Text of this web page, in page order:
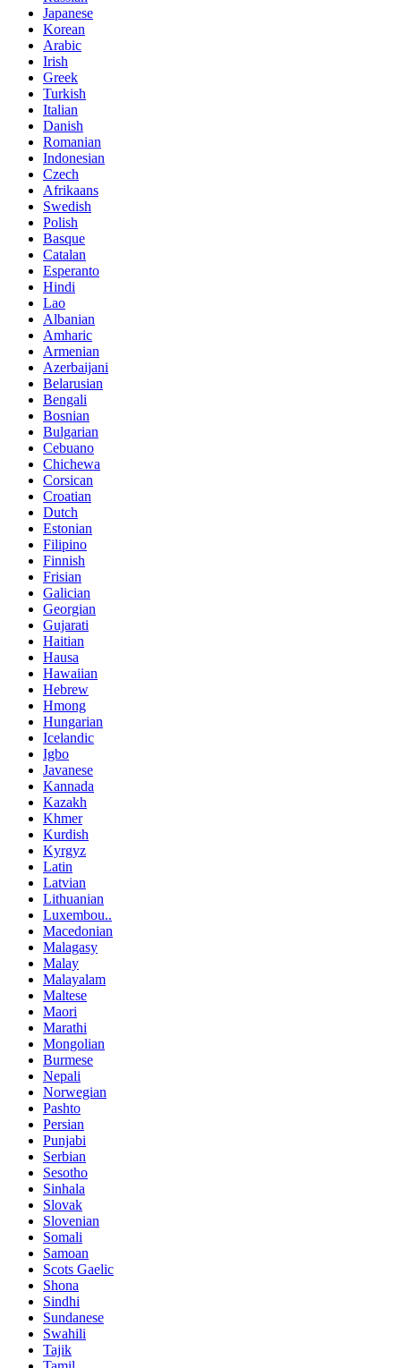
Japanese
Korean
Arabic
Irish
Greek
Turkish
Italian
Danish
Romanian
Indonesian
Czech
Afrikaans
Swedish
Polish
Basque
Catalan
Esperanto
Hindi
Lao
Albanian
Amharic
Armenian
Azerbaijani
Belarusian
Bengali
Bosnian
Bulgarian
Cebuano
Chichewa
Corsican
Croatian
Dutch
Estonian
Filipino
Finnish
Frisian
Galician
Georgian
Gujarati
Haitian
Hausa
Hawaiian
Hebrew
Hmong
Hungarian
Icelandic
Igbo
Javanese
Kannada
Kazakh
Khmer
Kurdish
Kyrgyz
Latin
Latvian
Lithuanian
Luxembou..
Macedonian
Malagasy
Malay
Malayalam
Maltese
Maori
Marathi
Mongolian
Burmese
Nepali
Norwegian
Pashto
Persian
Punjabi
Serbian
Sesotho
Sinhala
Slovak
Slovenian
Somali
Samoan
Scots Gaelic
Shona
Sindhi
Sundanese
Swahili
Tajik